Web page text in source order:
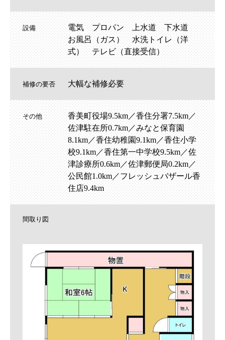
設備
電気 プロパン 上水道 下水道
お風呂（ガス） 水洗トイレ（洋
式） テレビ（直接受信）
補修の要否 大幅な補修必要
その他
香美町役場9.5km／香住分署7.5km／
佐津駐在所0.7km／みなと保育園
8.1km／香住幼稚園9.1km／香住小学
校9.1km／香住第一中学校9.5km／佐
津診療所0.6km／佐津郵便局0.2km／
公民館1.0km／フレッシュバザール香
住店9.4km
間取り図